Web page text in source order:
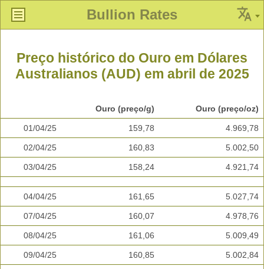
Bullion Rates
Preço histórico do Ouro em Dólares
Australianos (AUD) em abril de 2025
Ouro (preço/g) Ouro (preço/oz)
01/04/25 159,78 4.969,78
02/04/25 160,83 5.002,50
03/04/25 158,24 4.921,74
04/04/25 161,65 5.027,74
07/04/25 160,07 4.978,76
08/04/25 161,06 5.009,49
09/04/25 160,85 5.002,84